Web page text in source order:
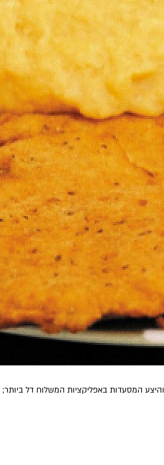
בהלת האומיקרון הבריחה את מבקר המסעדות שלנו הביתה בחיפוש אחר משלוח מפנק ומנחם, שם הוא גילה שני דברים: 1. אנחנו כבר לא ב-2020 והיצע המסעדות באפליקציות המשלוח דל ביותר;